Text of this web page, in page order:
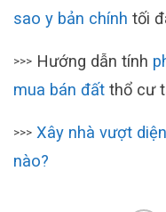
sao y bản chính tối
>>> Hướng dẫn tính
mua bán đất thổ cư
>>> Xây nhà vượt
nào?